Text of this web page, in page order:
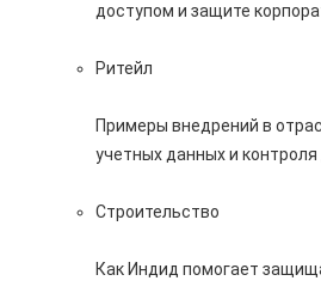
доступом и защите
Ритейл
Примеры внедрений в
учетных данных и контроля
Строительство
Как Индид помогает